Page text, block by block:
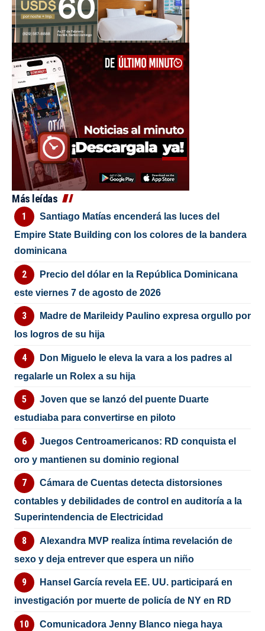
Más leídas
Santiago Matías encenderá las luces del
Empire State Building con los colores de la bandera
dominicana
Precio del dólar en la República Dominicana
este viernes 7 de agosto de 2026
Madre de Marileidy Paulino expresa orgullo por
los logros de su hija
Don Miguelo le eleva la vara a los padres al
regalarle un Rolex a su hija
Joven que se lanzó del puente Duarte
estudiaba para convertirse en piloto
Juegos Centroamericanos: RD conquista el
oro y mantienen su dominio regional
Cámara de Cuentas detecta distorsiones
contables y debilidades de control en auditoría a la
Superintendencia de Electricidad
Alexandra MVP realiza íntima revelación de
sexo y deja entrever que espera un niño
Hansel García revela EE. UU. participará en
investigación por muerte de policía de NY en RD
Comunicadora Jenny Blanco niega haya